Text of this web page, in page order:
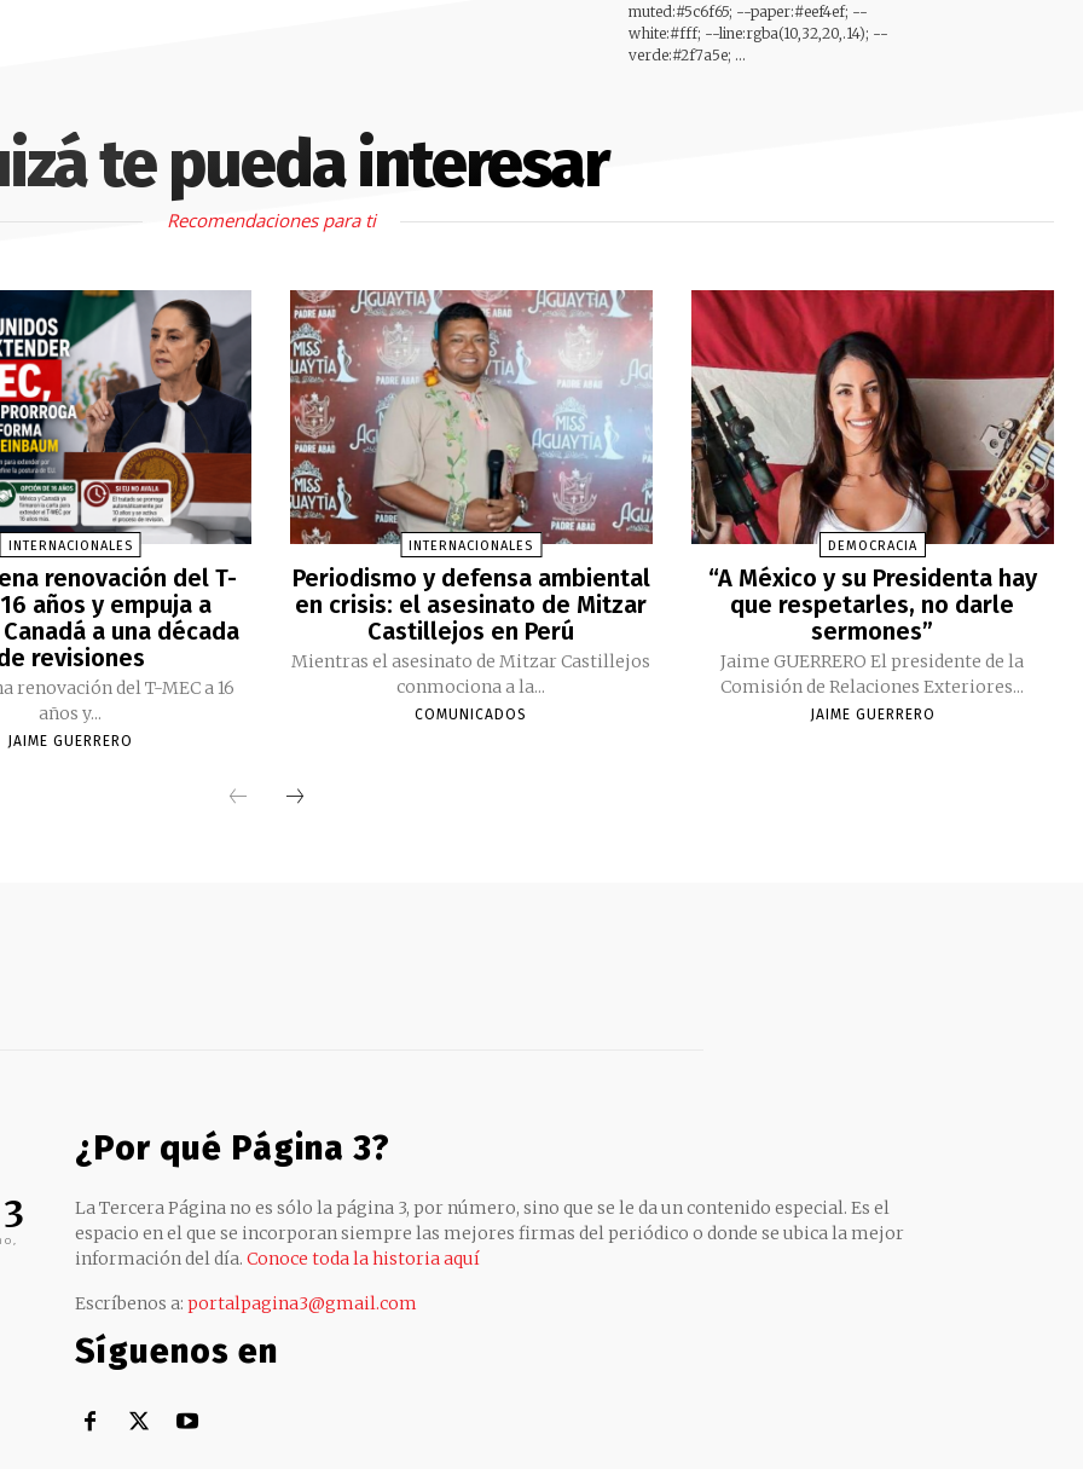
muted:#5c6f65; --paper:#eef4ef; --
white:#fff; --line:rgba(10,32,20,.14); --
verde:#2f7a5e; ...
te pueda interesar
Recomendaciones para ti
INTERNACIONALES
renovación del T-
16 años y empuja a
a una década
revisiones
renovación del T-MEC a 16
años y...
JAIME GUERRERO
INTERNACIONALES
Periodismo y defensa ambiental
en crisis: el asesinato de Mitzar
Castillejos en Perú
Mientras el asesinato de Mitzar Castillejos
conmociona a la...
COMUNICADOS
DEMOCRACIA
“A México y su Presidenta hay
que respetarles, no darle
sermones”
Jaime GUERRERO El presidente de la
Comisión de Relaciones Exteriores...
JAIME GUERRERO
¿Por qué Página 3?
La Tercera Página no es sólo la página 3, por número, sino que se le da un contenido especial. Es el
espacio en el que se incorporan siempre las mejores firmas del periódico o donde se ubica la mejor
información del día. Conoce toda la historia aquí
Escríbenos a: portalpagina3@gmail.com
Síguenos en